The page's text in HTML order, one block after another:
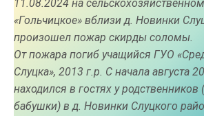
11.08.2024 на
«Гольчицкое» вблизи д. Новинки
произошел пожар скирды соломы.
От пожара погиб учащийся ГУО
Слуцка», 2013 г.р. С начала августа
находился в гостях у
бабушки) в д. Новинки Слуцкого